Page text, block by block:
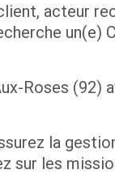
acteur
un(e)
Roses (92)
la
sur les